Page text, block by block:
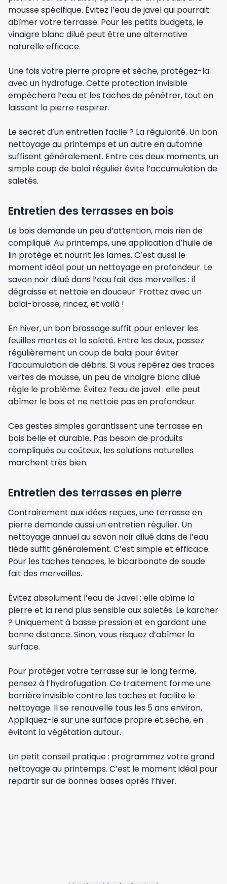
mousse spécifique. Évitez l’eau de javel qui pourrait
abîmer votre terrasse. Pour les petits budgets, le
vinaigre blanc dilué peut être une alternative
naturelle efficace.
Une fois votre pierre propre et sèche, protégez-la
avec un hydrofuge. Cette protection invisible
empêchera l’eau et les taches de pénétrer, tout en
laissant la pierre respirer.
Le secret d’un entretien facile ? La régularité. Un bon
nettoyage au printemps et un autre en automne
suffisent généralement. Entre ces deux moments, un
simple coup de balai régulier évite l’accumulation de
saletés.
Entretien des terrasses en bois
Le bois demande un peu d’attention, mais rien de
compliqué. Au printemps, une application d’huile de
lin protège et nourrit les lames. C’est aussi le
moment idéal pour un nettoyage en profondeur. Le
savon noir dilué dans l’eau fait des merveilles : il
dégraisse et nettoie en douceur. Frottez avec un
balai-brosse, rincez, et voilà !
En hiver, un bon brossage suffit pour enlever les
feuilles mortes et la saleté. Entre les deux, passez
régulièrement un coup de balai pour éviter
l’accumulation de débris. Si vous repérez des traces
vertes de mousse, un peu de vinaigre blanc dilué
règle le problème. Évitez l’eau de javel : elle peut
abîmer le bois et ne nettoie pas en profondeur.
Ces gestes simples garantissent une terrasse en
bois belle et durable. Pas besoin de produits
compliqués ou coûteux, les solutions naturelles
marchent très bien.
Entretien des terrasses en pierre
Contrairement aux idées reçues, une terrasse en
pierre demande aussi un entretien régulier. Un
nettoyage annuel au savon noir dilué dans de l’eau
tiède suffit généralement. C’est simple et efficace.
Pour les taches tenaces, le bicarbonate de soude
fait des merveilles.
Évitez absolument l’eau de Javel : elle abîme la
pierre et la rend plus sensible aux saletés. Le karcher
? Uniquement à basse pression et en gardant une
bonne distance. Sinon, vous risquez d’abîmer la
surface.
Pour protéger votre terrasse sur le long terme,
pensez à l’hydrofugation. Ce traitement forme une
barrière invisible contre les taches et facilite le
nettoyage. Il se renouvelle tous les 5 ans environ.
Appliquez-le sur une surface propre et sèche, en
évitant la végétation autour.
Un petit conseil pratique : programmez votre grand
nettoyage au printemps. C’est le moment idéal pour
repartir sur de bonnes bases après l’hiver.